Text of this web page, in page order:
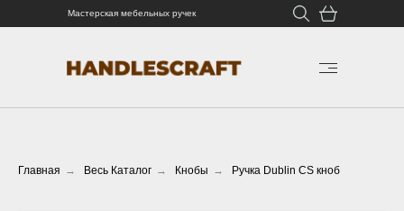
Мастерская мебельных ручек
Главная → Весь Каталог → Кнобы → Ручка Dublin CS кноб